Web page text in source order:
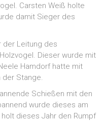
Carsten Weiß holte
damit Sieger des
der Leitung des
Dieser wurde mit
Hamdorf hatte mit
Stange.
Schießen mit den
wurde dieses am
dieses Jahr den Rumpf